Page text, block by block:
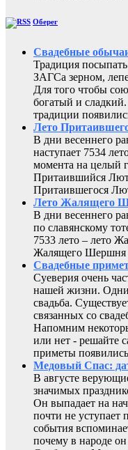
Оберег
Свадебные
Традиция
ЗАГСа зерном,
Для того чтобы
богатый и
традиции
Лето
В дни весеннего
наступает 7534
момента на целый
Притаившийся
Притаившегося
Лето Жалящего
В дни весеннего
по славянскому
7533 лето – лето
Жалящего Шершня
Свадебные
Суеверия очень
нашей жизни.
свадьба.
связанных со
Напомним
или нет - решайте
приметы
Медовый Спас:
В августе
значимых
Он выпадает на
почти не уступает
события
почему в народе